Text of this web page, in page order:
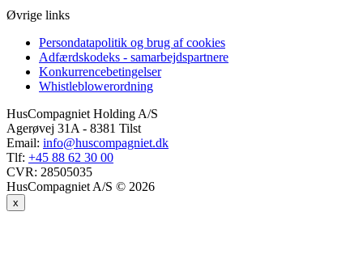
Øvrige links
Persondatapolitik og brug af cookies
Adfærdskodeks - samarbejdspartnere
Konkurrencebetingelser
Whistleblowerordning
HusCompagniet Holding A/S
Agerøvej 31A - 8381 Tilst
Email: info@huscompagniet.dk
Tlf: +45 88 62 30 00
CVR: 28505035
HusCompagniet A/S © 2026
x